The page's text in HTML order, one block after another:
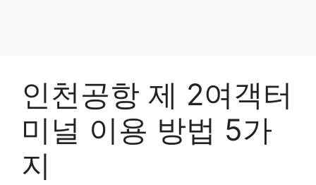
인천공항 제 2여객터
미널 이용 방법 5가
지